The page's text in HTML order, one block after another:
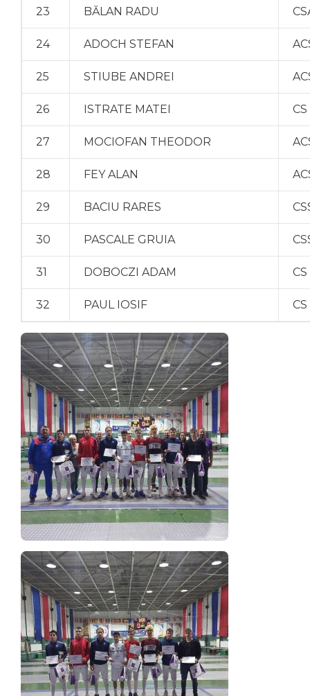
23 BĂLAN RADU
24 ADOCH STEFAN
25 STIUBE ANDREI
26 ISTRATE MATEI
27 MOCIOFAN THEODOR
28 FEY ALAN
29 BACIU RARES
30 PASCALE GRUIA
31 DOBOCZI ADAM
32 PAUL IOSIF